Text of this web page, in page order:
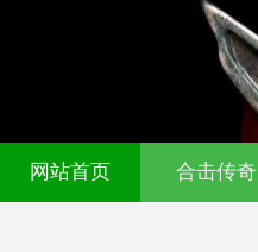
网站首页 合击传奇